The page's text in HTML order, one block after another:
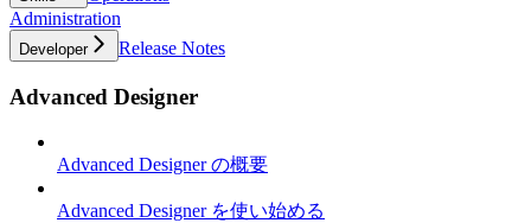
Administration
Developer Release Notes
Advanced Designer
Advanced Designer の概要
Advanced Designer を使い始める